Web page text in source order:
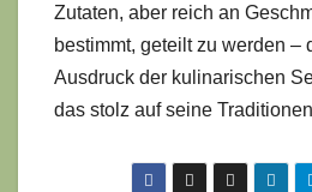
Zutaten, aber reich an
bestimmt, geteilt zu werden –
Ausdruck der kulinarischen
das stolz auf seine